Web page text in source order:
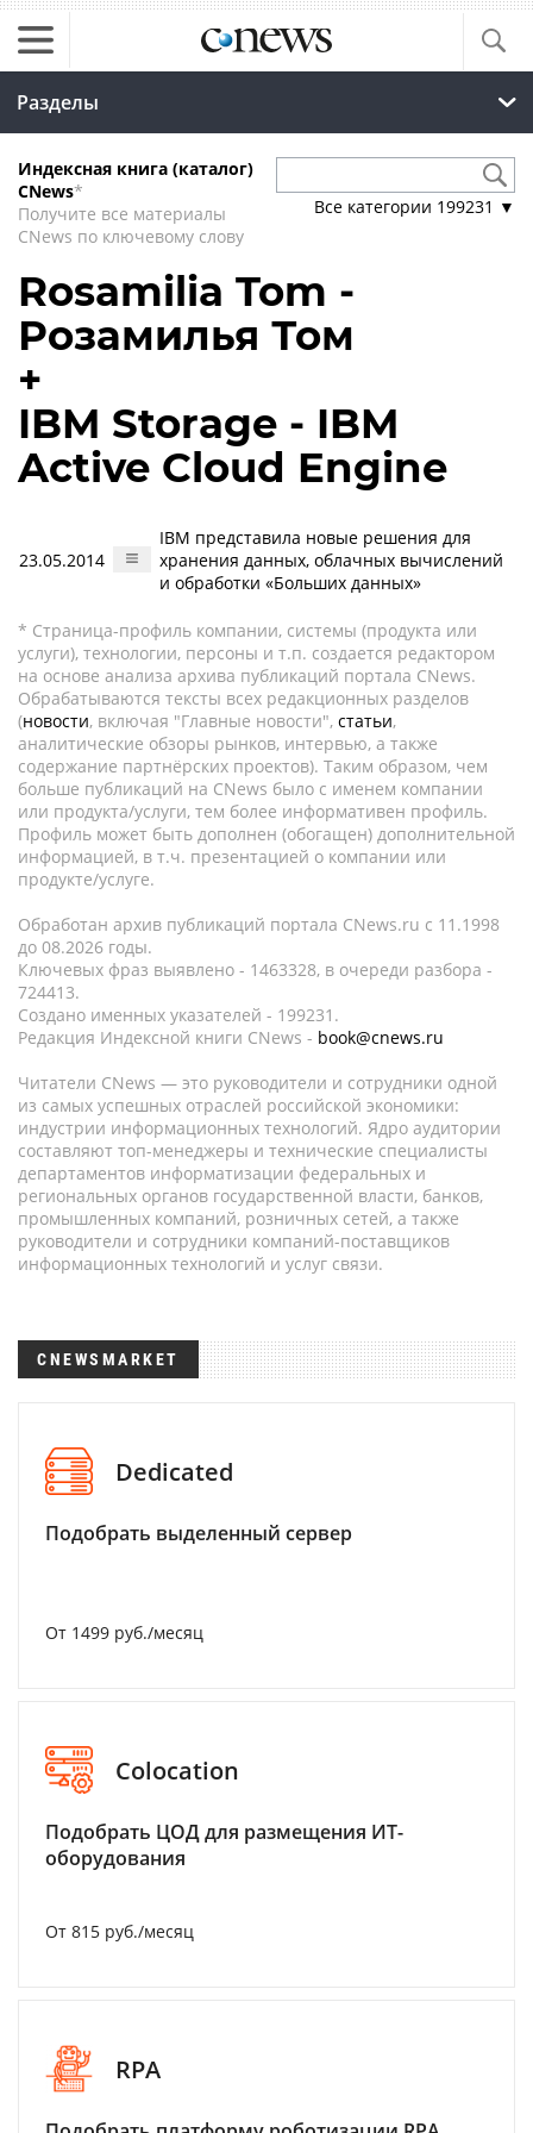
Разделы
Индексная книга (каталог)
CNews*
Получите все материалы
CNews по ключевому слову
Все категории 199231 ▼
Rosamilia Tom -
Розамилья Том
+
IBM Storage - IBM
Active Cloud Engine
23.05.2014
IBM представила новые решения для
хранения данных, облачных вычислений
и обработки «Больших данных»
* Страница-профиль компании, системы (продукта или
услуги), технологии, персоны и т.п. создается редактором
на основе анализа архива публикаций портала CNews.
Обрабатываются тексты всех редакционных разделов
(новости, включая "Главные новости", статьи,
аналитические обзоры рынков, интервью, а также
содержание партнёрских проектов). Таким образом, чем
больше публикаций на CNews было с именем компании
или продукта/услуги, тем более информативен профиль.
Профиль может быть дополнен (обогащен) дополнительной
информацией, в т.ч. презентацией о компании или
продукте/услуге.
Обработан архив публикаций портала CNews.ru c 11.1998
до 08.2026 годы.
Ключевых фраз выявлено - 1463328, в очереди разбора -
724413.
Создано именных указателей - 199231.
Редакция Индексной книги CNews - book@cnews.ru
Читатели CNews — это руководители и сотрудники одной
из самых успешных отраслей российской экономики:
индустрии информационных технологий. Ядро аудитории
составляют топ-менеджеры и технические специалисты
департаментов информатизации федеральных и
региональных органов государственной власти, банков,
промышленных компаний, розничных сетей, а также
руководители и сотрудники компаний-поставщиков
информационных технологий и услуг связи.
CNEWSMARKET
Dedicated
Подобрать выделенный сервер
От 1499 руб./месяц
Colocation
Подобрать ЦОД для размещения ИТ-
оборудования
От 815 руб./месяц
RPA